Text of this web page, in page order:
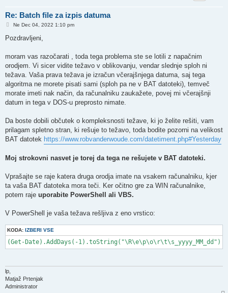
Re: Batch file za izpis datuma
O
g
o
Ne Dec 04, 2022 1:10 pm
Pozdravljeni,
moram vas razočarati , toda tega problema ste se lotili z napačnim
orodjem. Vi sicer vidite težavo v oblikovanju, vendar slednje sploh ni
težava. Vaša prava težava je izračun včerajšnjega datuma, saj tega
algoritma ne morete pisati sami (sploh pa ne v BAT datoteki), temveč
morate imeti nak način, da računalniku zaukažete, povej mi včerajšnji
datum in tega v DOS-u preprosto nimate.
Da boste dobili občutek o kompleksnosti težave, ki jo želite rešiti, vam
prilagam spletno stran, ki rešuje to težavo, toda bodite pozorni na velikost
BAT datotek https://www.robvanderwoude.com/datetiment.php#Yesterday
Moj strokovni nasvet je torej da tega ne rešujete v BAT datoteki.
Vprašajte se raje katera druga orodja imate na vsakem računalniku, kjer
ta vaša BAT datoteka mora teči. Ker očitno gre za WIN računalnike,
potem raje uporabite PowerShell ali VBS.
V PowerShell je vaša težava rešljiva z eno vrstico:
KODA: IZBERI VSE
(Get-Date).AddDays(-1).toString("\R\e\p\o\r\t\s_yyyy_MM_dd")
lp,
Matjaž Prtenjak
Administrator